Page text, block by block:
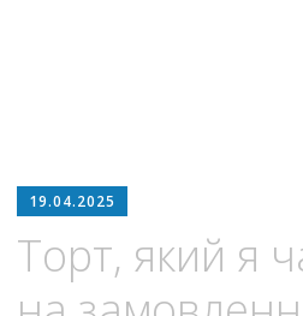
19.04.2025
Торт, який я